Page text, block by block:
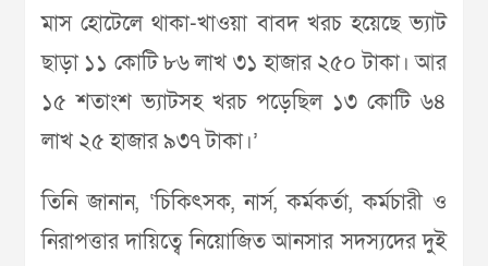
মাস হোটেলে থাকা-খাওয়া বাবদ খরচ হয়েছে ভ্যাট
ছাড়া ১১ কোটি ৮৬ লাখ ৩১ হাজার ২৫০ টাকা। আর
১৫ শতাংশ ভ্যাটসহ খরচ পড়েছিল ১৩ কোটি ৬৪
লাখ ২৫ হাজার ৯৩৭ টাকা।’
তিনি জানান, ‘চিকিৎসক, নার্স, কর্মকর্তা, কর্মচারী ও
নিরাপত্তার দায়িত্বে নিয়োজিত আনসার সদস্যদের দুই